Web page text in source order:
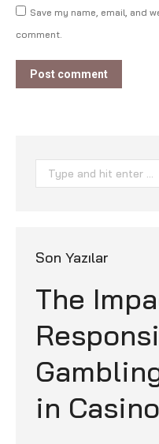
Save my name, email, and
comment.
Post comment
Search:
Son Yazılar
The
in